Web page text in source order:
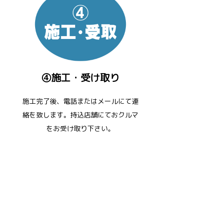
④施工・受け取り
施工完了後、電話またはメールにて連
絡を致します。持込店舗にておクルマ
をお受け取り下さい。